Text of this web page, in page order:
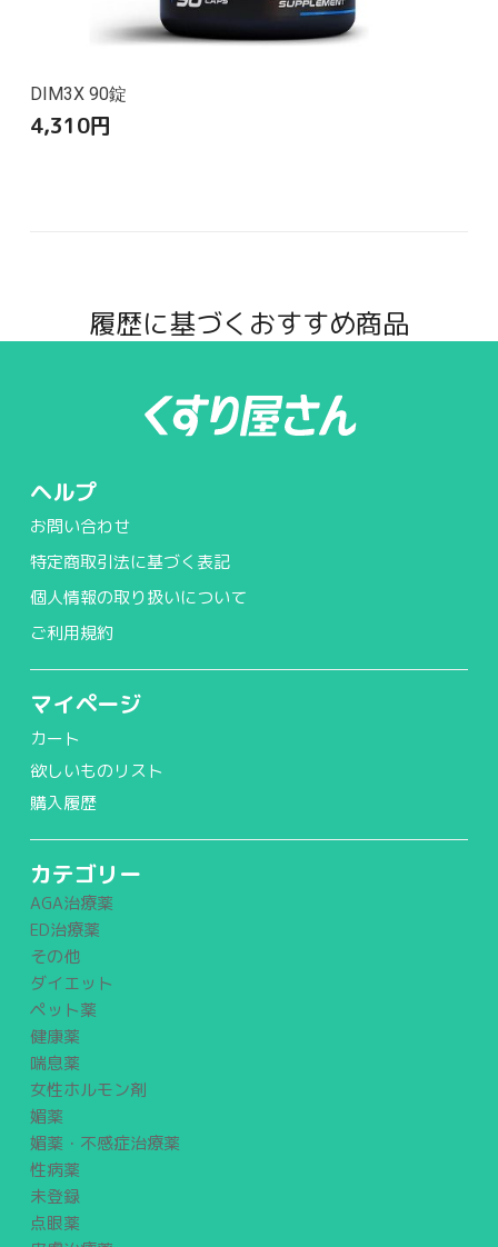
DIM3X 90錠
4,310円
履歴に基づくおすすめ商品
ヘルプ
お問い合わせ
特定商取引法に基づく表記
個人情報の取り扱いについて
ご利用規約
マイページ
カート
欲しいものリスト
購入履歴
カテゴリー
AGA治療薬
ED治療薬
その他
ダイエット
ペット薬
健康薬
喘息薬
女性ホルモン剤
媚薬
媚薬・不感症治療薬
性病薬
未登録
点眼薬